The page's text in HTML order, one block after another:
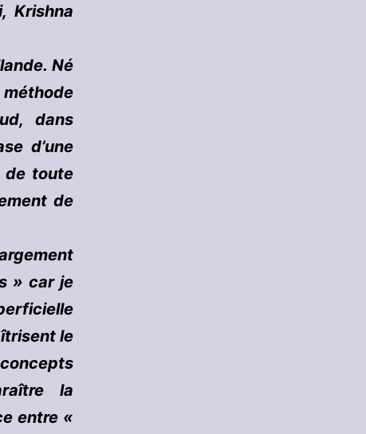
Krishna
Né
dans
d’une
de toute
de
» car je
le
la
entre «